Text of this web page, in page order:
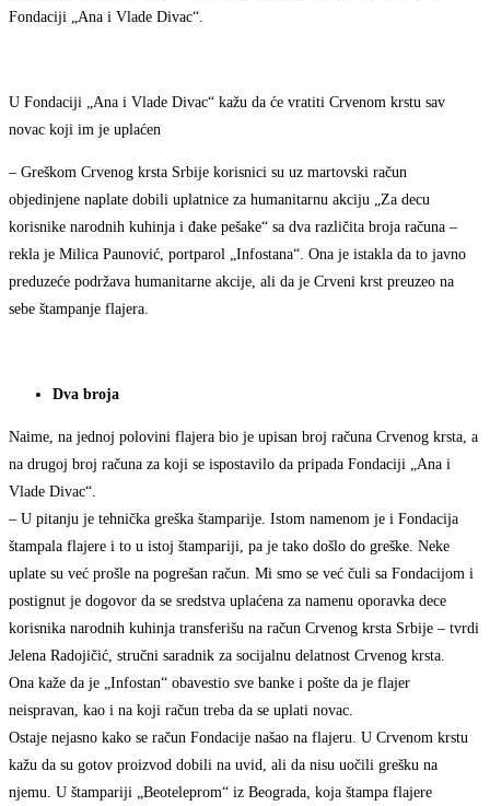
Fondaciji „Ana i Vlade Divac“.
U Fondaciji „Ana i Vlade Divac“ kažu da će vratiti Crvenom krstu sav
novac koji im je uplaćen
– Greškom Crvenog krsta Srbije korisnici su uz martovski račun
objedinjene naplate dobili uplatnice za humanitarnu akciju „Za decu
korisnike narodnih kuhinja i đake pešake“ sa dva različita broja računa –
rekla je Milica Paunović, portparol „Infostana“. Ona je istakla da to javno
preduzeće podržava humanitarne akcije, ali da je Crveni krst preuzeo na
sebe štampanje flajera.
Dva broja
Naime, na jednoj polovini flajera bio je upisan broj računa Crvenog krsta, a
na drugoj broj računa za koji se ispostavilo da pripada Fondaciji „Ana i
Vlade Divac“.
– U pitanju je tehnička greška štamparije. Istom namenom je i Fondacija
štampala flajere i to u istoj štampariji, pa je tako došlo do greške. Neke
uplate su već prošle na pogrešan račun. Mi smo se već čuli sa Fondacijom i
postignut je dogovor da se sredstva uplaćena za namenu oporavka dece
korisnika narodnih kuhinja transferišu na račun Crvenog krsta Srbije – tvrdi
Jelena Radojičić, stručni saradnik za socijalnu delatnost Crvenog krsta.
Ona kaže da je „Infostan“ obavestio sve banke i pošte da je flajer
neispravan, kao i na koji račun treba da se uplati novac.
Ostaje nejasno kako se račun Fondacije našao na flajeru. U Crvenom krstu
kažu da su gotov proizvod dobili na uvid, ali da nisu uočili grešku na
njemu. U štampariji „Beoteleprom“ iz Beograda, koja štampa flajere